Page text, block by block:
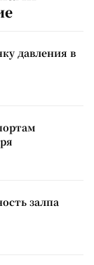
давления в
залпа